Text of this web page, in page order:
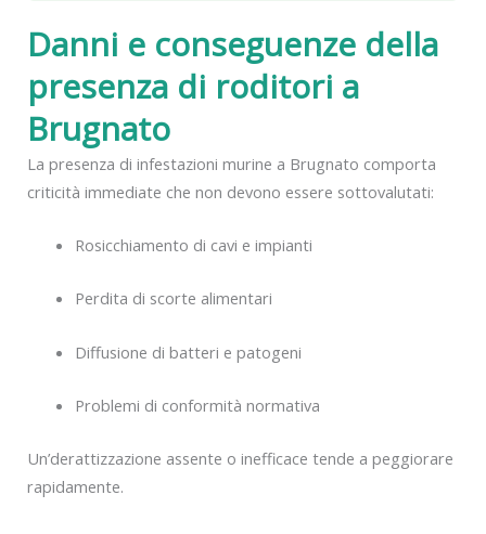
Danni e conseguenze della
presenza di roditori a
Brugnato
La presenza di infestazioni murine a Brugnato comporta
criticità immediate che non devono essere sottovalutati:
Rosicchiamento di cavi e impianti
Perdita di scorte alimentari
Diffusione di batteri e patogeni
Problemi di conformità normativa
Un’derattizzazione assente o inefficace tende a peggiorare
rapidamente.